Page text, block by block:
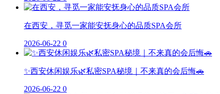
在西安，寻觅一家能安抚身心的品质SPA会所
2026-06-22 0
✨西安休闲娱乐🌿私密SPA秘境｜不来真的会后悔🚗
2026-06-22 0